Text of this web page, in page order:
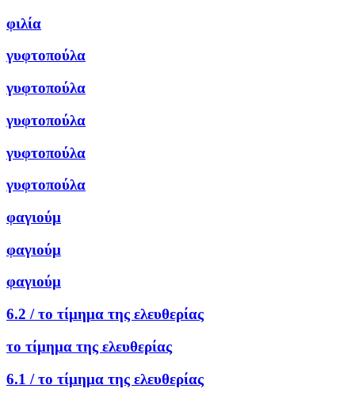
φιλία
γυφτοπούλα
γυφτοπούλα
γυφτοπούλα
γυφτοπούλα
γυφτοπούλα
φαγιούμ
φαγιούμ
φαγιούμ
6.2 /το τίμημα της ελευθερίας
το τίμημα της ελευθερίας
6.1 /το τίμημα της ελευθερίας